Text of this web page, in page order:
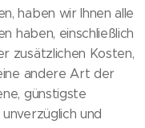
haben wir Ihnen alle
haben, einschließlich
zusätzlichen Kosten,
andere Art der
günstigste
und